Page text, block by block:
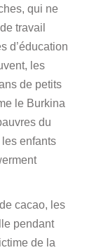
qui ne
travail
d’éducation
les
de petits
le Burkina
du
enfants
cacao, les
pendant
de la